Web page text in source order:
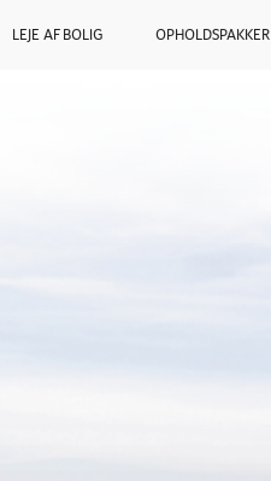
LEJE AF BOLIG OPHOLDSPAKKER